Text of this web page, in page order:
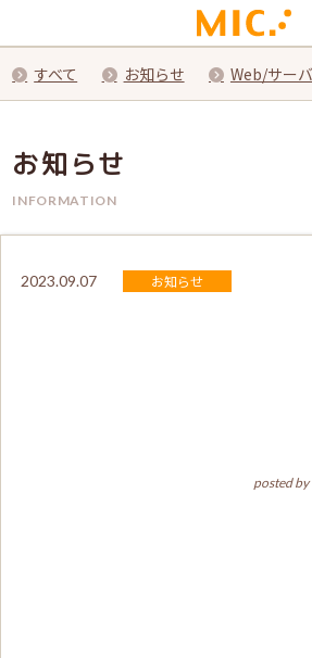
すべて お知らせ Web/サー
お知らせ
INFORMATION
2023.09.07 お知らせ
posted by